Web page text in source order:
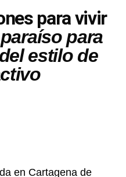
para vivir
para
estilo de
en Cartagena de